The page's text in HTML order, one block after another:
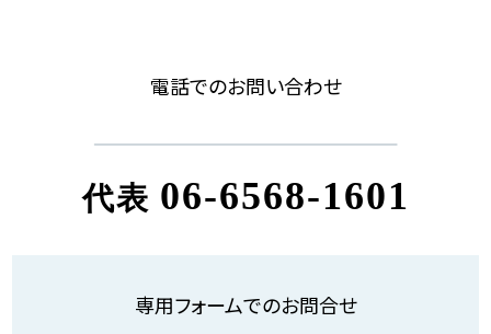
電話でのお問い合わせ
代表 06-6568-1601
専用フォームでのお問合せ